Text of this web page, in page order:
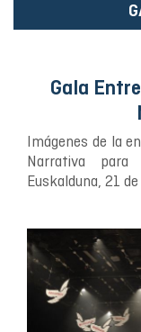
Gala
Imágenes de la
Narrativa para
Euskalduna, 21